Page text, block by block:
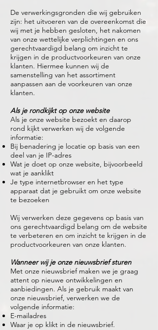
De verwerkingsgronden die wij gebruiken
zijn: het uitvoeren van de overeenkomst die
wij met je hebben gesloten, het nakomen
van onze wettelijke verplichtingen en ons
gerechtvaardigd belang om inzicht te
krijgen in de productvoorkeuren van onze
klanten. Hiermee kunnen wij de
samenstelling van het assortiment
aanpassen aan de voorkeuren van onze
klanten.
Als je rondkijkt op onze website
Als je onze website bezoekt en daarop
rond kijkt verwerken wij de volgende
informatie:
Bij benadering je locatie op basis van een
deel van je IP-adres
Wat je doet op onze website, bijvoorbeeld
wat je aanklikt
Je type internetbrowser en het type
apparaat dat je gebruikt om onze website
te bezoeken
Wij verwerken deze gegevens op basis van
ons gerechtvaardigd belang om de website
te verbeteren en om inzicht te krijgen in de
productvoorkeuren van onze klanten.
Wanneer wij je onze nieuwsbrief sturen
Met onze nieuwsbrief maken we je graag
attent op nieuwe ontwikkelingen en
aanbiedingen. Als je gebruik maakt van
onze nieuwsbrief, verwerken we de
volgende informatie:
E-mailadres
Waar je op klikt in de nieuwsbrief.